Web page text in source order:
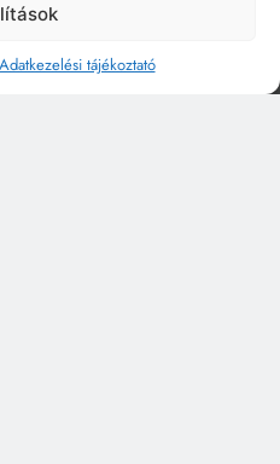
tájékoztató